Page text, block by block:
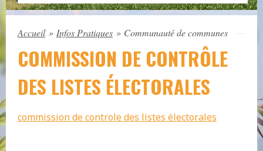
Accueil » Infos Pratiques » Communauté de communes
COMMISSION DE CONTRÔLE
DES LISTES ÉLECTORALES
commission de controle des listes électorales